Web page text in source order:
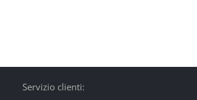
Servizio clienti: